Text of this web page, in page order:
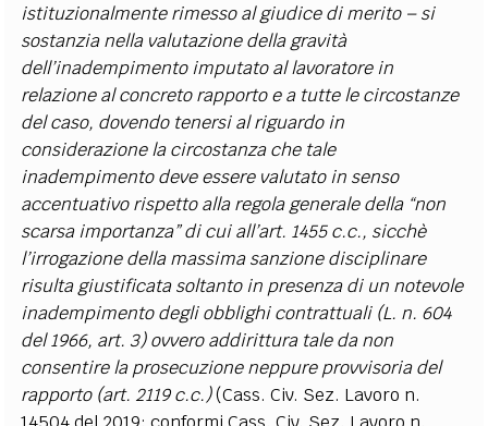
istituzionalmente rimesso al giudice di merito – si
sostanzia nella valutazione della gravità
dell’inadempimento imputato al lavoratore in
relazione al concreto rapporto e a tutte le circostanze
del caso, dovendo tenersi al riguardo in
considerazione la circostanza che tale
inadempimento deve essere valutato in senso
accentuativo rispetto alla regola generale della “non
scarsa importanza” di cui all’art. 1455 c.c., sicchè
l’irrogazione della massima sanzione disciplinare
risulta giustificata soltanto in presenza di un notevole
inadempimento degli obblighi contrattuali (L. n. 604
del 1966, art. 3) ovvero addirittura tale da non
consentire la prosecuzione neppure provvisoria del
rapporto (art. 2119 c.c.)(Cass. Civ. Sez. Lavoro n.